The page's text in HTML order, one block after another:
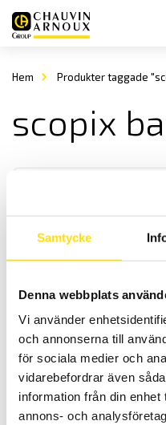
Samtycke
Denna webbplats
Vi använder
och annonserna till
för sociala medier och
vidarebefordrar även
information från din
annons- och
Hem Produkter taggade
scopix
Scopix
Batterier, reservdelar och
Scopix
1,260.00 kr –5,270.00kr